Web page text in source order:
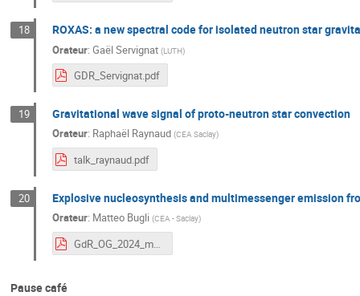
18 ROXAS: a new spectral code for isolated neutron star
Orateur: Gaël Servignat (LUTH)
GDR_Servignat.pdf
19 Gravitational wave signal of proto-neutron star convection
Orateur: Raphaël Raynaud (CEA Saclay)
talk_raynaud.pdf
20 Explosive nucleosynthesis and multimessenger emission
Orateur: Matteo Bugli (CEA - Saclay)
GdR_OG_2024_mbugli.pdf
Pause café